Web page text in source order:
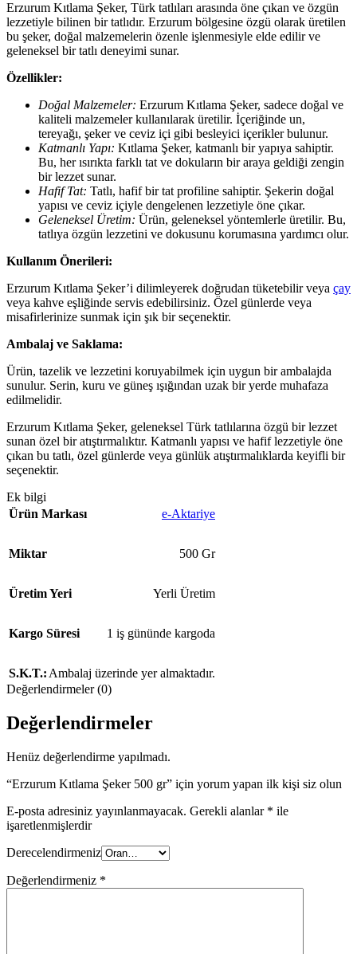
Erzurum Kıtlama Şeker, Türk tatlıları arasında öne çıkan ve özgün
lezzetiyle bilinen bir tatlıdır. Erzurum bölgesine özgü olarak üretilen
bu şeker, doğal malzemelerin özenle işlenmesiyle elde edilir ve
geleneksel bir tatlı deneyimi sunar.
Özellikler:
Doğal Malzemeler: Erzurum Kıtlama Şeker, sadece doğal ve
kaliteli malzemeler kullanılarak üretilir. İçeriğinde un,
tereyağı, şeker ve ceviz içi gibi besleyici içerikler bulunur.
Katmanlı Yapı: Kıtlama Şeker, katmanlı bir yapıya sahiptir.
Bu, her ısırıkta farklı tat ve dokuların bir araya geldiği zengin
bir lezzet sunar.
Hafif Tat: Tatlı, hafif bir tat profiline sahiptir. Şekerin doğal
yapısı ve ceviz içiyle dengelenen lezzetiyle öne çıkar.
Geleneksel Üretim: Ürün, geleneksel yöntemlerle üretilir. Bu,
tatlıya özgün lezzetini ve dokusunu korumasına yardımcı olur.
Kullanım Önerileri:
Erzurum Kıtlama Şeker’i dilimleyerek doğrudan tüketebilir veya çay
veya kahve eşliğinde servis edebilirsiniz. Özel günlerde veya
misafirlerinize sunmak için şık bir seçenektir.
Ambalaj ve Saklama:
Ürün, tazelik ve lezzetini koruyabilmek için uygun bir ambalajda
sunulur. Serin, kuru ve güneş ışığından uzak bir yerde muhafaza
edilmelidir.
Erzurum Kıtlama Şeker, geleneksel Türk tatlılarına özgü bir lezzet
sunan özel bir atıştırmalıktır. Katmanlı yapısı ve hafif lezzetiyle öne
çıkan bu tatlı, özel günlerde veya günlük atıştırmalıklarda keyifli bir
seçenektir.
Ek bilgi
Ürün Markası
e-Aktariye
Miktar 500 Gr
Üretim Yeri Yerli Üretim
Kargo Süresi 1 iş gününde kargoda
S.K.T.: Ambalaj üzerinde yer almaktadır.
Değerlendirmeler (0)
Değerlendirmeler
Henüz değerlendirme yapılmadı.
“Erzurum Kıtlama Şeker 500 gr” için yorum yapan ilk kişi siz olun
E-posta adresiniz yayınlanmayacak. Gerekli alanlar * ile
işaretlenmişlerdir
Derecelendirmeniz
Değerlendirmeniz *